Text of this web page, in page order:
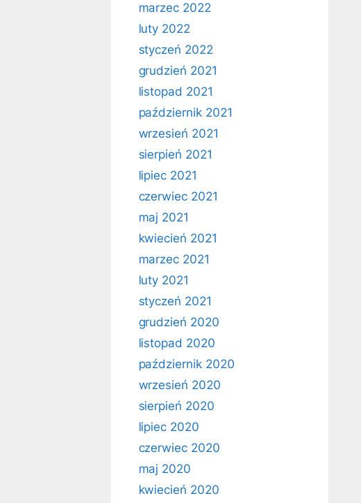
marzec 2022
luty 2022
styczeń 2022
grudzień 2021
listopad 2021
październik 2021
wrzesień 2021
sierpień 2021
lipiec 2021
czerwiec 2021
maj 2021
kwiecień 2021
marzec 2021
luty 2021
styczeń 2021
grudzień 2020
listopad 2020
październik 2020
wrzesień 2020
sierpień 2020
lipiec 2020
czerwiec 2020
maj 2020
kwiecień 2020